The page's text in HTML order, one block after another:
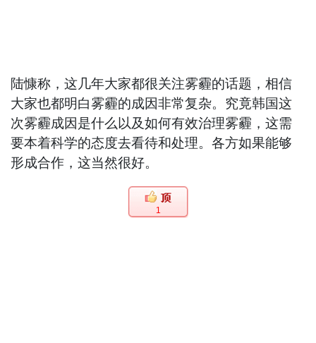
陆慷称，这几年大家都很关注雾霾的话题，相信
大家也都明白雾霾的成因非常复杂。究竟韩国这
次雾霾成因是什么以及如何有效治理雾霾，这需
要本着科学的态度去看待和处理。各方如果能够
形成合作，这当然很好。
1